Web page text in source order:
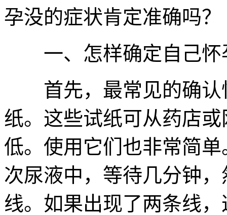
孕没的症状肯定准确吗？
一、怎样确定自己怀
首先，最常见的确认
纸。这些试纸可从药店
低。使用它们也非常简
次尿液中，等待几分钟
线。如果出现了两条线